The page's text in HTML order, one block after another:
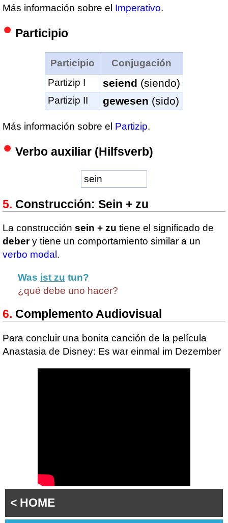
Más información sobre el Imperativo.
Participio
Participio
Conjugación
Partizip I
seiend (siendo)
Partizip II gewesen (sido)
Más información sobre el Partizip.
Verbo auxiliar (Hilfsverb)
sein
Construcción: Sein + zu
La construcción sein + zu tiene el significado de
debery tiene un comportamiento similar a un
verbo modal .
Was ist zu tun?
¿qué debe uno hacer?
Complemento Audiovisual
Para concluir una bonita canción de la película
Anastasia de Disney: Es war einmal im Dezember
< HOME